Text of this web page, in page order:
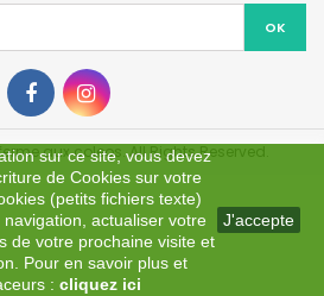
sur ce site, vous devez
de Cookies sur votre
(petits fichiers texte)
actualiser votre
de votre prochaine visite et
Pour en savoir plus et
: cliquez ici
J'accepte
aux coleos. All Rights Reserved.